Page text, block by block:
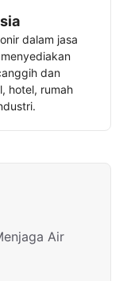
dalam jasa
dan
hotel, rumah
Air